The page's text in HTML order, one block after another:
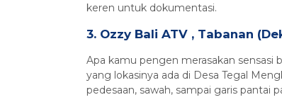
keren untuk dokumentasi.
3. Ozzy Bali ATV , Tabanan
Apa kamu pengen merasakan sensasi
yang lokasinya ada di Desa Tegal
pedesaan, sawah, sampai garis pantai